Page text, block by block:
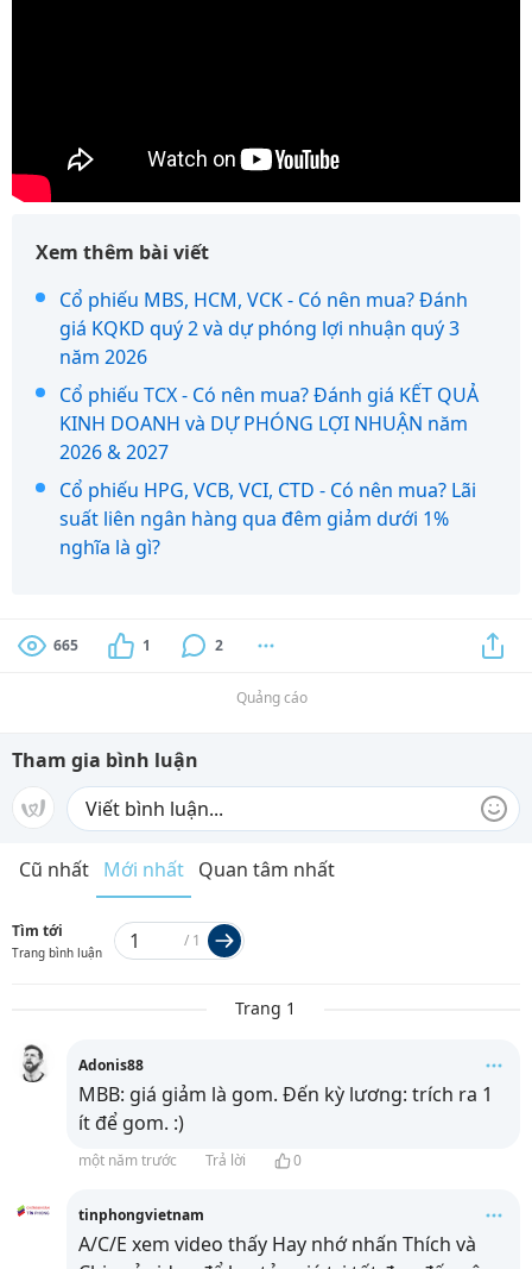
Xem thêm bài viết
Cổ phiếu MBS, HCM, VCK - Có nên mua? Đánh
giá KQKD quý 2 và dự phóng lợi nhuận quý 3
năm 2026
Cổ phiếu TCX - Có nên mua? Đánh giá KẾT QUẢ
KINH DOANH và DỰ PHÓNG LỢI NHUẬN năm
2026 & 2027
Cổ phiếu HPG, VCB, VCI, CTD - Có nên mua? Lãi
suất liên ngân hàng qua đêm giảm dưới 1%
nghĩa là gì?
665 1 2
Quảng cáo
Tham gia bình luận
Cũ nhất Mới nhất Quan tâm nhất
Tìm tới
Trang bình luận
/ 1
Trang 1
Adonis88
MBB: giá giảm là gom. Đến kỳ lương: trích ra 1
ít để gom. :)
một năm trước Trả lời 0
tinphongvietnam
A/C/E xem video thấy Hay nhớ nhấn Thích và